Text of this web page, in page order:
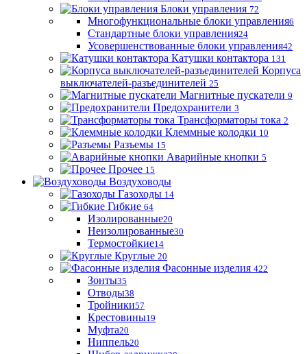
Блоки управления 72
Многофункциональные блоки управления6
Стандартные блоки управления24
Усовершенствованные блоки управления42
Катушки контактора 131
Корпуса
выключателей-разъединителей 25
Магнитные пускатели 9
Предохранители 3
Трансформаторы тока 2
Клеммные колодки 10
Разъемы 15
Аварийные кнопки 5
Прочее 15
Воздуховоды
Газоходы 14
Гибкие 64
Изолированные20
Неизолированные30
Термостойкие14
Круглые 20
Фасонные изделия 422
Зонты35
Отводы38
Тройники57
Крестовины19
Муфта20
Ниппель20